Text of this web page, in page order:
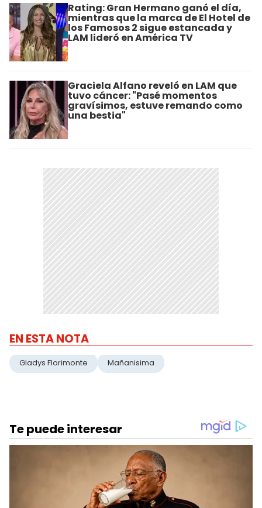
Rating: Gran Hermano ganó el día,
mientras que la marca de El Hotel de
los Famosos 2 sigue estancada y
LAM lideró en América TV
Graciela Alfano reveló en LAM que
tuvo cáncer: "Pasé momentos
gravísimos, estuve remando como
una bestia"
EN ESTA NOTA
Gladys Florimonte Mañanisima